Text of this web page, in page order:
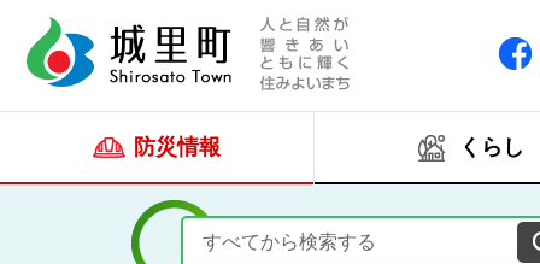
防災情報 くらし